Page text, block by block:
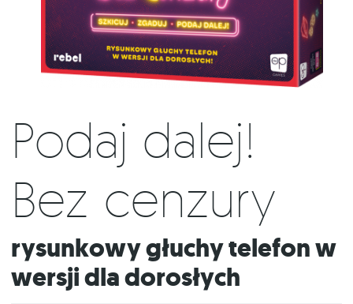
Podaj dalej!
Bez cenzury
Rysunkowy głuchy telefon w
wersji dla dorosłych